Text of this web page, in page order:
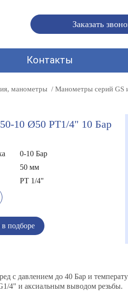
Заказать
Контакты
манометры Манометры серий GS
10 Ø50 PT1/4" 10 Бар
0-10 Бар
50 мм
РТ 1/4"
подборе
с давлением до 40 Бар и
4" и аксиальным выводом резьбы.